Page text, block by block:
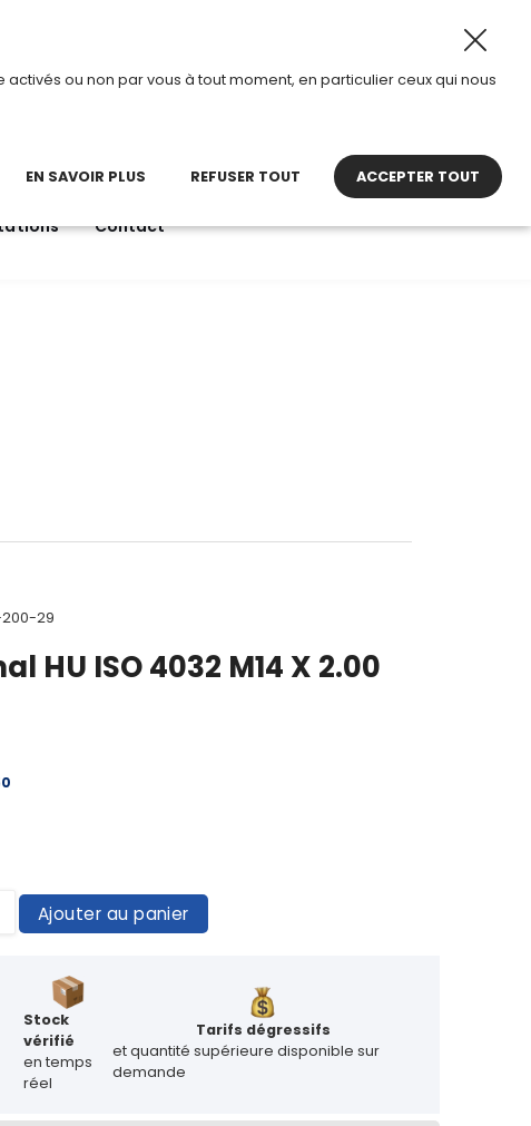
août 2026, TDI passe en mode été. Horaires d’ouverture
Contact
29
HU ISO 4032 M14 X 2.00
Ajouter au panier
Stock
vérifié
en temps
réel
Tarifs dégressifs
et quantité supérieure disponible sur
demande
ou non par vous à tout moment, en particulier ceux qui nous
EN SAVOIR PLUS REFUSER TOUT ACCEPTER TOUT